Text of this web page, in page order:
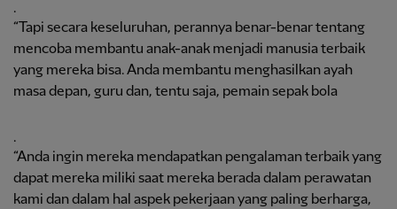
.
“Tapi secara keseluruhan, perannya benar-benar tentang
mencoba membantu anak-anak menjadi manusia terbaik
yang mereka bisa. Anda membantu menghasilkan ayah
masa depan, guru dan, tentu saja, pemain sepak bola
.
“Anda ingin mereka mendapatkan pengalaman terbaik yang
dapat mereka miliki saat mereka berada dalam perawatan
kami dan dalam hal aspek pekerjaan yang paling berharga,